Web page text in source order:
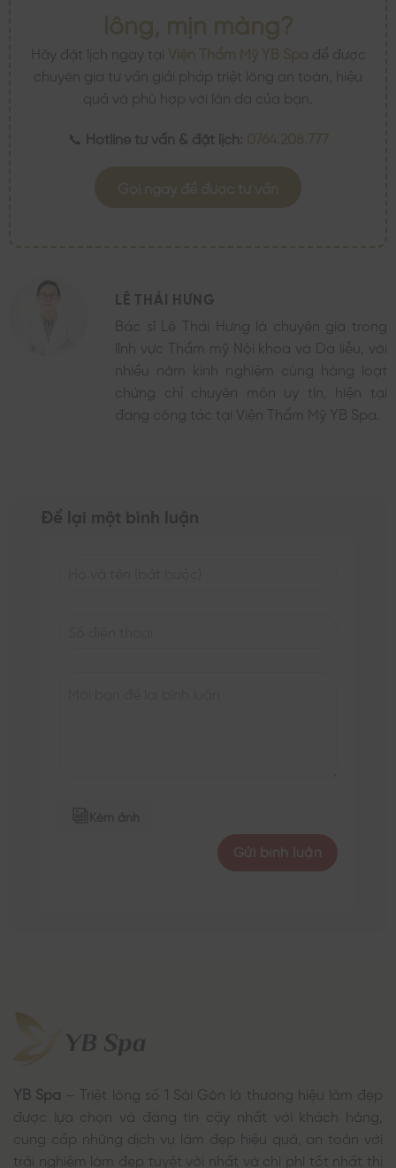
Hãy đặt lịch ngay tại
để được
chuyên gia tư vấn giải pháp triệt lông an toàn, hiệu
quả và phù hợp với làn da của bạn.
📞 Hotline tư vấn & đặt lịch:
LÊ THÁI HƯNG
Bác sĩ Lê Thái Hưng là chuyên gia trong
lĩnh vực Thẩm mỹ Nội khoa và Da liễu, với
nhiều năm kinh nghiệm cùng hàng loạt
chứng chỉ chuyên môn uy tín, hiện tại
đang công tác tại Viện Thẩm Mỹ YB Spa.
Để lại một bình luận
YB Spa – Triệt lông số 1 Sài Gòn là thương hiệu làm đẹp
được lựa chọn và đáng tin cậy nhất với khách hàng,
cung cấp những dịch vụ làm đẹp hiệu quả, an toàn với
trải nghiệm làm đẹp tuyệt vời nhất và chi phí tốt nhất thị